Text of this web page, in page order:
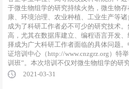
于微生物组学的研究持续火热，微生物
康、环境治理、农业种植、工业生产等诸
成为了科研工作者必不可少的研究技术
高，尤其在数据库建立、编程语言开发
择成为广大科研工作者面临的具体问题
证培训中心（http://www.cnzgrz.org）特
训班”。本次培训不仅对微生物组学的研
2021-03-31